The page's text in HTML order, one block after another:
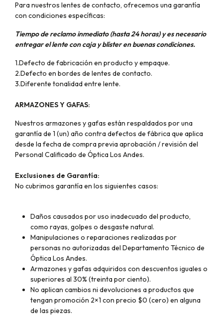
Para nuestros lentes de contacto, ofrecemos una garantía
con condiciones específicas:
Tiempo de reclamo inmediato (hasta 24 horas) y es necesario
entregar el lente con caja y blíster en buenas condiciones.
1.Defecto de fabricación en producto y empaque.
2.Defecto en bordes de lentes de contacto.
3.Diferente tonalidad entre lente.
ARMAZONES Y GAFAS:
Nuestros armazones y gafas están respaldados por una
garantía de 1 (un) año contra defectos de fábrica que aplica
desde la fecha de compra previa aprobación / revisión del
Personal Calificado de Óptica Los Andes.
Exclusiones de Garantía:
No cubrimos garantía en los siguientes casos:
Daños causados por uso inadecuado del producto,
como rayas, golpes o desgaste natural.
Manipulaciones o reparaciones realizadas por
personas no autorizadas del Departamento Técnico de
Óptica Los Andes.
Armazones y gafas adquiridos con descuentos iguales o
superiores al 30% (treinta por ciento).
No aplican cambios ni devoluciones a productos que
tengan promoción 2×1 con precio $0 (cero) en alguna
de las piezas.